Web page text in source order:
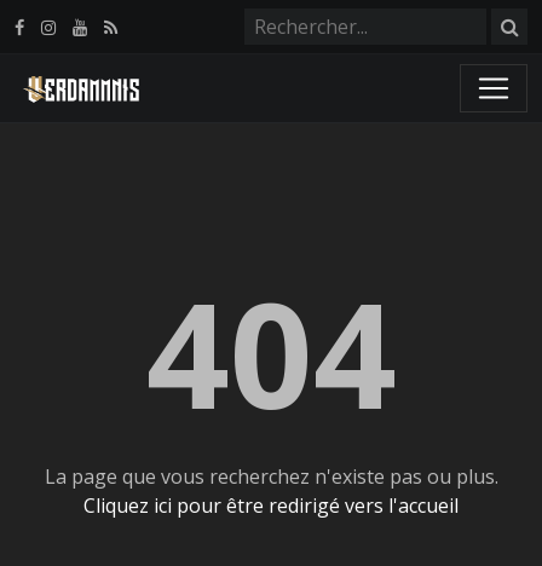
404
La page que vous recherchez n'existe pas ou plus.
Cliquez ici pour être redirigé vers l'accueil
Panneau de gestion des cookies